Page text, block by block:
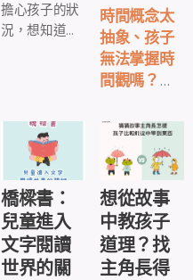
擔心孩子的狀
況，想知道孩
較為敏感的話
題，如霸凌、
排擠、不當懲
罰時...😢
時間概念太
抽象、孩子
無法掌握時
間觀嗎？從
學時間管理
吧！
橋樑書：
兒童進入
文字閱讀
世界的關
想從故事
中教孩子
道理？找
主角長得